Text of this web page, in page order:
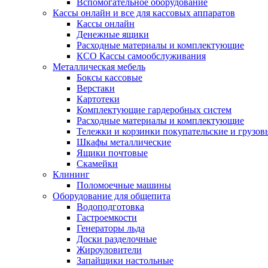
Вспомогательное оборудование
Кассы онлайн и все для кассовых аппаратов
Кассы онлайн
Денежные ящики
Расходные материалы и комплектующие
КСО Кассы самообслуживания
Металлическая мебель
Боксы кассовые
Верстаки
Картотеки
Комплектующие гардеробных систем
Расходные материалы и комплектующие
Тележки и корзинки покупательские и
Шкафы металлические
Ящики почтовые
Скамейки
Клининг
Поломоечные машины
Оборудование для общепита
Водоподготовка
Гастроемкости
Генераторы льда
Доски разделочные
Жироуловители
Запайщики настольные